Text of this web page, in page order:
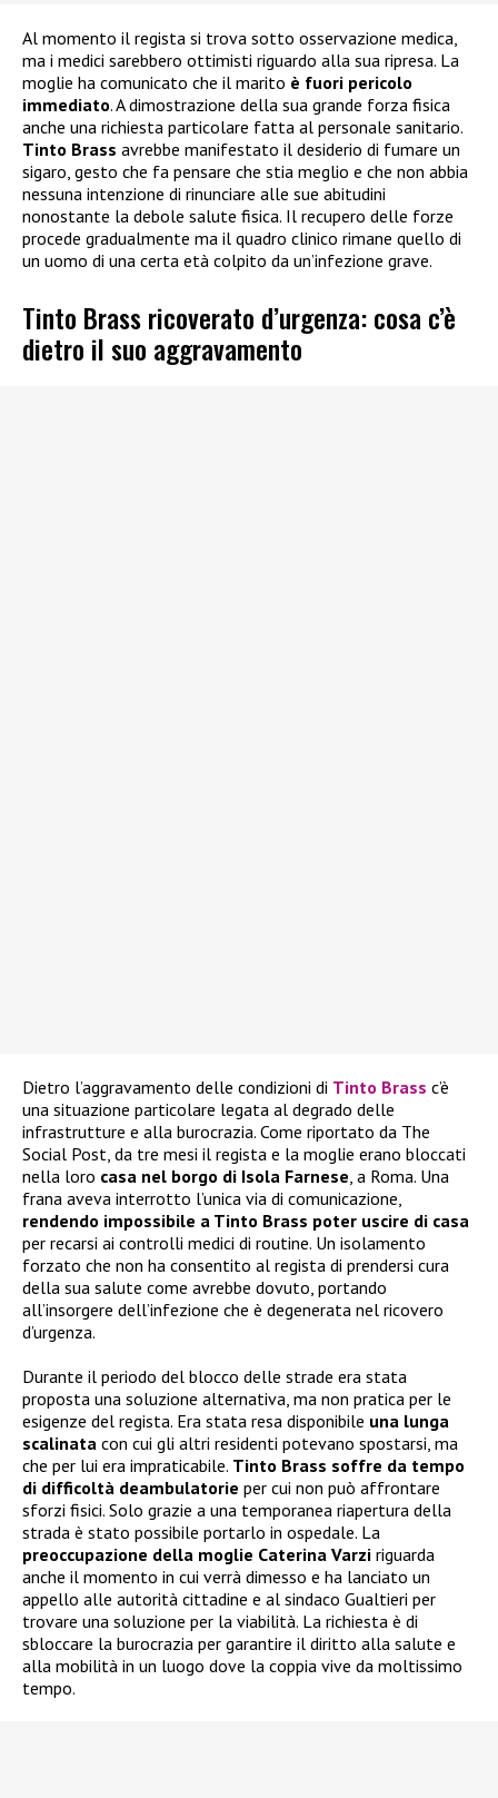
Al momento il regista si trova sotto osservazione medica,
ma i medici sarebbero ottimisti riguardo alla sua ripresa. La
moglie ha comunicato che il marito è fuori pericolo
immediato. A dimostrazione della sua grande forza fisica
anche una richiesta particolare fatta al personale sanitario.
Tinto Brass avrebbe manifestato il desiderio di fumare un
sigaro, gesto che fa pensare che stia meglio e che non abbia
nessuna intenzione di rinunciare alle sue abitudini
nonostante la debole salute fisica. Il recupero delle forze
procede gradualmente ma il quadro clinico rimane quello di
un uomo di una certa età colpito da un’infezione grave.
Tinto Brass ricoverato d’urgenza: cosa c’è
dietro il suo aggravamento
Dietro l’aggravamento delle condizioni di Tinto Brass c’è
una situazione particolare legata al degrado delle
infrastrutture e alla burocrazia. Come riportato da The
Social Post, da tre mesi il regista e la moglie erano bloccati
nella loro casa nel borgo di Isola Farnese , a Roma. Una
frana aveva interrotto l’unica via di comunicazione,
rendendo impossibile a Tinto Brass poter uscire di casa
per recarsi ai controlli medici di routine. Un isolamento
forzato che non ha consentito al regista di prendersi cura
della sua salute come avrebbe dovuto, portando
all’insorgere dell’infezione che è degenerata nel ricovero
d’urgenza.
Durante il periodo del blocco delle strade era stata
proposta una soluzione alternativa, ma non pratica per le
esigenze del regista. Era stata resa disponibile una lunga
scalinata con cui gli altri residenti potevano spostarsi, ma
che per lui era impraticabile. Tinto Brass soffre da tempo
di difficoltà deambulatorie per cui non può affrontare
sforzi fisici. Solo grazie a una temporanea riapertura della
strada è stato possibile portarlo in ospedale. La
preoccupazione della moglie Caterina Varzi riguarda
anche il momento in cui verrà dimesso e ha lanciato un
appello alle autorità cittadine e al sindaco Gualtieri per
trovare una soluzione per la viabilità. La richiesta è di
sbloccare la burocrazia per garantire il diritto alla salute e
alla mobilità in un luogo dove la coppia vive da moltissimo
tempo.